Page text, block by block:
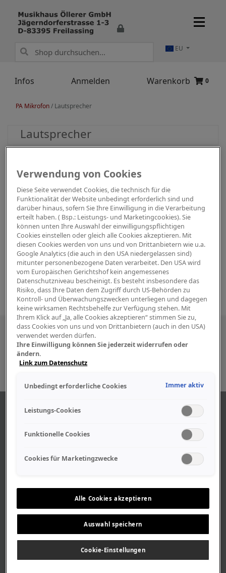
Infos Anmelden Warenkorb 0
EU
PA Mikrofon/ Lautsprecher
Lautsprecher
Besuchen Sie uns auch in den sozialen
Medien
Geschäftszeiten
Stellenangebote
Geschichte
RECHTLICHES
Verwendung von Cookies
Diese Seite verwendet Cookies, die technisch für die
Funktionalität der Website unbedingt erforderlich sind und
darüber hinaus, sofern Sie Ihre Einwilligung in die Verarbeitung
erteilt haben. ( Bsp.: Leistungs- und Marketingcookies). Sie
können unten Ihre Auswahl der einwilligungspflichtigen
Cookies einstellen oder gleich alle Cookies akzeptieren. Mit
diesen Cookies werden von uns und von Drittanbietern wie u.a.
Google Analytics (die auch in den USA niedergelassen sind)
mitunter personenbezogene Daten verarbeitet. Den USA wird
vom Europäischen Gerichtshof kein angemessenes
Datenschutzniveau bescheinigt. Es besteht insbesondere das
Risiko, dass Ihre Daten dem Zugriff durch US-Behörden zu
Kontroll- und Überwachungszwecken unterliegen und dagegen
keine wirksamen Rechtsbehelfe zur Verfügung stehen. Mit
Ihrem Klick auf „Ja, alle Cookies akzeptieren“ stimmen Sie zu,
dass Cookies von uns und von Drittanbietern (auch in den USA)
verwendet werden dürfen.
Ihre Einwilligung können Sie jederzeit widerrufen oder
ändern.
Link zum Datenschutz
Unbedingt erforderliche Cookies Immer aktiv
Leistungs-Cookies
Funktionelle Cookies
Cookies für Marketingzwecke
Alle Cookies akzeptieren
Auswahl speichern
Cookie-Einstellungen